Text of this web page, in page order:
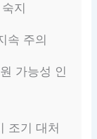
지
속 주의
가능성 인
조기 대처